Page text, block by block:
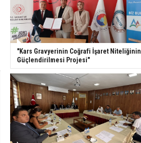
"Kars Gravyerinin Coğrafi İşaret Niteliğinin
Güçlendirilmesi Projesi"